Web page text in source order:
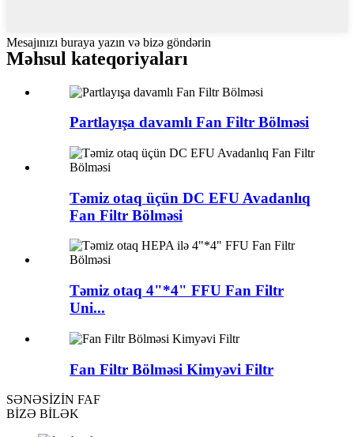
Mesajınızı buraya yazın və bizə göndərin
Məhsul kateqoriyaları
Partlayışa davamlı Fan Filtr Bölməsi
Təmiz otaq üçün DC EFU Avadanlıq
Fan Filtr Bölməsi
Təmiz otaq 4"*4" FFU Fan Filtr
Uni...
Fan Filtr Bölməsi Kimyəvi Filtr
SƏNƏSİZİN FAF
BİZƏ BİLƏK